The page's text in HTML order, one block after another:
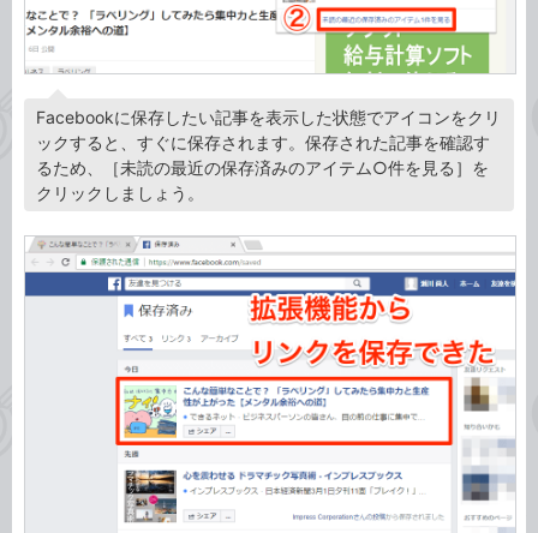
Facebookに保存したい記事を表示した状態でアイコンをクリ
ックすると、すぐに保存されます。保存された記事を確認す
るため、［未読の最近の保存済みのアイテム○件を見る］を
クリックしましょう。